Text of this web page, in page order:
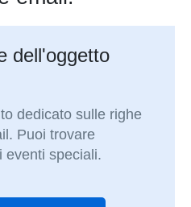
dell'oggetto
dedicato sulle righe
Puoi trovare
eventi speciali.